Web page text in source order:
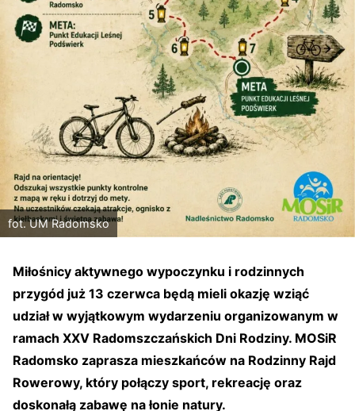
fot. UM Radomsko
Miłośnicy aktywnego wypoczynku i rodzinnych
przygód już 13 czerwca będą mieli okazję wziąć
udział w wyjątkowym wydarzeniu organizowanym w
ramach XXV Radomszczańskich Dni Rodziny. MOSiR
Radomsko zaprasza mieszkańców na Rodzinny Rajd
Rowerowy, który połączy sport, rekreację oraz
doskonałą zabawę na łonie natury.